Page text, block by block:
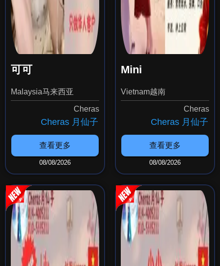
Malaysia马来西亚
Cheras
查看更多
08/08/2026
Vietnam越南
Cheras
查看更多
08/08/2026